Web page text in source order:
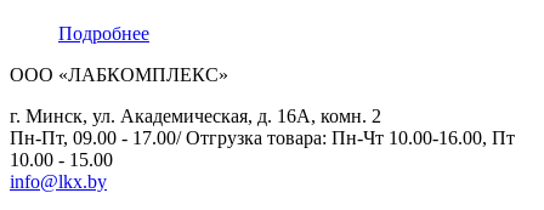
Подробнее
ООО «ЛАБКОМПЛЕКС»
г. Минск, ул. Академическая, д. 16А, комн. 2
Пн-Пт, 09.00 - 17.00/ Отгрузка товара: Пн-Чт 10.00-16.00, Пт
10.00 - 15.00
info@lkx.by